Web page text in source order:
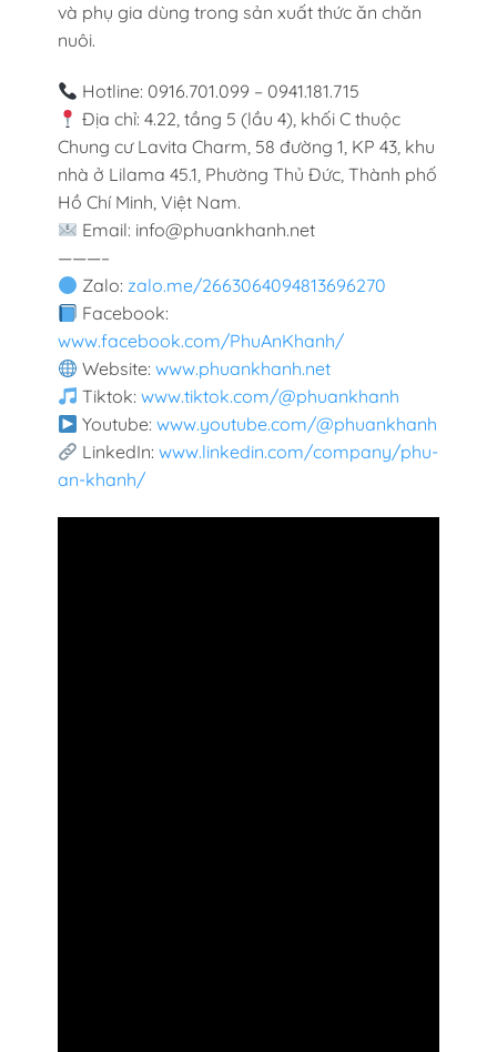
và phụ gia dùng trong sản xuất thức ăn chăn
nuôi.
Hotline: 0916.701.099 – 0941.181.715
Địa chỉ: 4.22, tầng 5 (lầu 4), khối C thuộc
Chung cư Lavita Charm, 58 đường 1, KP 43, khu
nhà ở Lilama 45.1, Phường Thủ Đức, Thành phố
Hồ Chí Minh, Việt Nam.
Email: info@phuankhanh.net
———–
Zalo:zalo.me/2663064094813696270
Facebook:
www.facebook.com/PhuAnKhanh/
Website:www.phuankhanh.net
Tiktok:www.tiktok.com/@phuankhanh
Youtube:www.youtube.com/@phuankhanh
LinkedIn:www.linkedin.com/company/phu-
an-khanh/